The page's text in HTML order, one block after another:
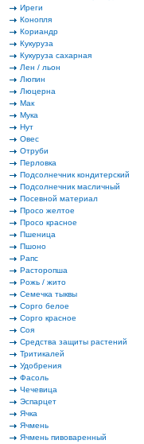
Иреги
Конопля
Кориандр
Кукуруза
Кукуруза сахарная
Лен / льон
Люпин
Люцерна
Мак
Мука
Нут
Овес
Отруби
Перловка
Подсолнечник кондитерский
Подсолнечник масличный
Посевной материал
Просо желтое
Просо красное
Пшеница
Пшоно
Рапс
Расторопша
Рожь / жито
Семечка тыквы
Сорго белое
Сорго красное
Соя
Средства защиты растений
Тритикалей
Удобрения
Фасоль
Чечевица
Эспарцет
Ячка
Ячмень
Ячмень пивоваренный